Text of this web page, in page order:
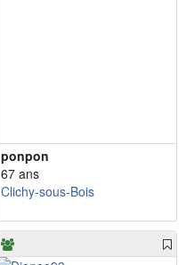
ponpon
67 ans
Clichy-sous-Bois